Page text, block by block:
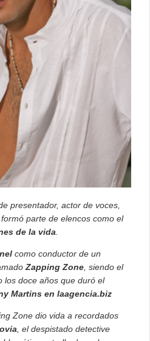
presentador, actor de voces,
parte de elencos como el
de la vida
como conductor de un
Zapping Zone , siendo el
los doce años que duró el
Martins en laagencia.biz
Zone dio vida a recordados
, el despistado detective